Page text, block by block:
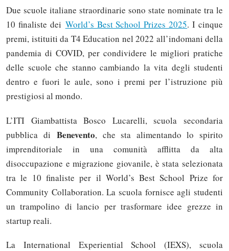
Due scuole italiane straordinarie sono state nominate tra le
10 finaliste dei World’s Best School Prizes 2025. I cinque
premi, istituiti da T4 Education nel 2022 all’indomani della
pandemia di COVID, per condividere le migliori pratiche
delle scuole che stanno cambiando la vita degli studenti
dentro e fuori le aule, sono i premi per l’istruzione più
prestigiosi al mondo.
L’ITI Giambattista Bosco Lucarelli, scuola secondaria
pubblica diBenevento, che sta alimentando lo spirito
imprenditoriale in una comunità afflitta da alta
disoccupazione e migrazione giovanile, è stata selezionata
tra le 10 finaliste per il World’s Best School Prize for
Community Collaboration. La scuola fornisce agli studenti
un trampolino di lancio per trasformare idee grezze in
startup reali.
La International Experiential School (IEXS), scuola